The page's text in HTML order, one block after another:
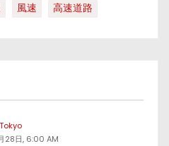
風速 高速道路
Tokyo
28日, 6:00 AM